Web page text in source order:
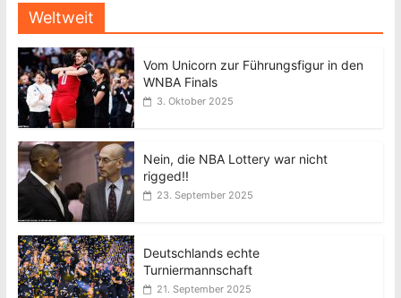
Weltweit
Vom Unicorn zur Führungsfigur in den
WNBA Finals
3. Oktober 2025
Nein, die NBA Lottery war nicht
rigged!!
23. September 2025
Deutschlands echte
Turniermannschaft
21. September 2025